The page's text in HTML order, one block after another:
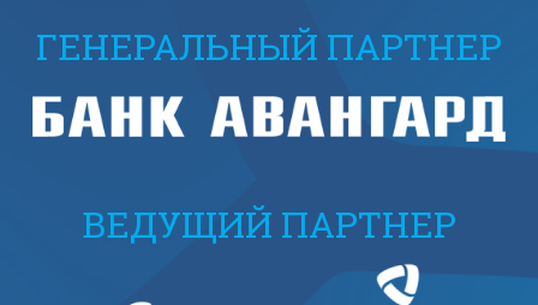
ГЕНЕРАЛЬНЫЙ ПАРТНЕР
ВЕДУЩИЙ ПАРТНЕР